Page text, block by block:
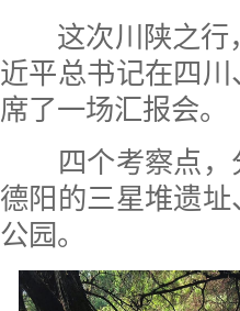
这次川陕之行，
近平总书记在四
席了一场汇报会。
四个考察点，
德阳的三星堆遗
公园。